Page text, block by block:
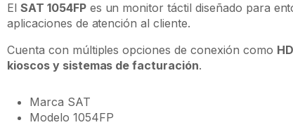
El SAT 1054FPes un monitor táctil diseñado para
aplicaciones de atención al cliente.
Cuenta con múltiples opciones de conexión como
kioscos y sistemas de facturación.
Marca SAT
Modelo 1054FP